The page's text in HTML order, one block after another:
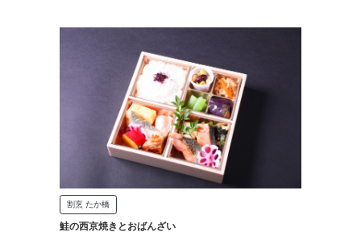
割烹 たか橋
鮭の西京焼きとおばんざい